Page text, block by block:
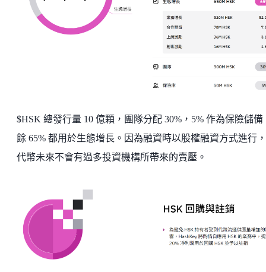
$HSK 總發行量 10 億顆，團隊分配 30%，5% 作為保險儲備
餘 65% 都用於生態增長。因為融資時以股權融資方式進行
代幣未來不會有過多投資機構所帶來的賣壓。